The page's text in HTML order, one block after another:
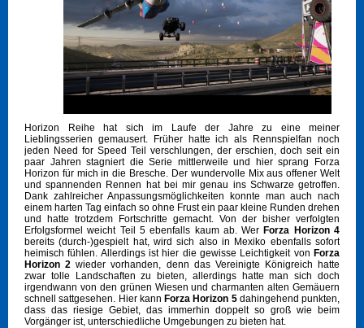
Horizon Reihe hat sich im Laufe der Jahre zu eine meiner
Lieblingsserien gemausert. Früher hatte ich als Rennspielfan noch
jeden Need for Speed Teil verschlungen, der erschien, doch seit ein
paar Jahren stagniert die Serie mittlerweile und hier sprang Forza
Horizon für mich in die Bresche. Der wundervolle Mix aus offener Welt
und spannenden Rennen hat bei mir genau ins Schwarze getroffen.
Dank zahlreicher Anpassungsmöglichkeiten konnte man auch nach
einem harten Tag einfach so ohne Frust ein paar kleine Runden drehen
und hatte trotzdem Fortschritte gemacht. Von der bisher verfolgten
Erfolgsformel weicht Teil 5 ebenfalls kaum ab. WerForza Horizon 4
bereits (durch-)gespielt hat, wird sich also in Mexiko ebenfalls sofort
heimisch fühlen. Allerdings ist hier die gewisse Leichtigkeit von Forza
Horizon 2 wieder vorhanden, denn das Vereinigte Königreich hatte
zwar tolle Landschaften zu bieten, allerdings hatte man sich doch
irgendwann von den grünen Wiesen und charmanten alten Gemäuern
schnell sattgesehen. Hier kann Forza Horizon 5dahingehend punkten,
dass das riesige Gebiet, das immerhin doppelt so groß wie beim
Vorgänger ist, unterschiedliche Umgebungen zu bieten hat.